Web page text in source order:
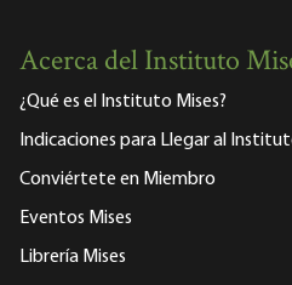
Acerca del Instituto
¿Qué es el Instituto Mises?
Indicaciones para Llegar al
Conviértete en Miembro
Eventos Mises
Librería Mises